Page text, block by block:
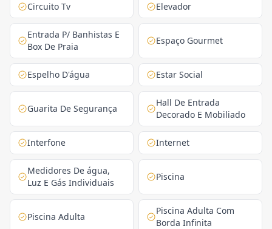
Circuito Tv Elevador
Entrada P/ Banhistas E
Box De Praia
Espaço Gourmet
Espelho D'água Estar Social
Guarita De Segurança
Hall De Entrada
Decorado E Mobiliado
Interfone Internet
Medidores De água,
Luz E Gás Individuais
Piscina
Piscina Adulta
Piscina Adulta Com
Borda Infinita